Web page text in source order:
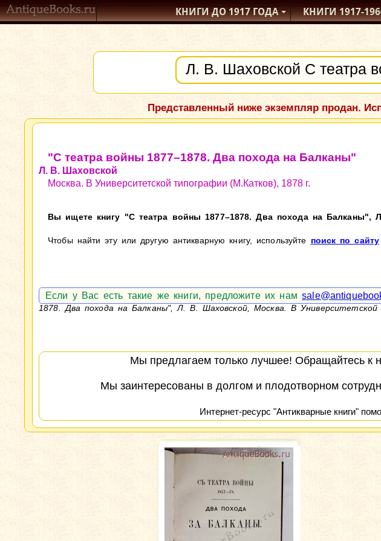
КНИГИ ДО 1917ГОДА КНИГИ1917-
Представленный ниже экземпляр продан.
"С театра войны 1877–1878. Два похода на Балканы"
Л. В. Шаховской
Москва. В Университетской типографии (М.Катков), 1878 г.
Вы ищете книгу "С театра войны 1877–1878. Два похода на Балканы",
Чтобы найти эту или другую антикварную книгу, используйте поиск по сайту
Если у Вас есть такие же книги, предложите их нам
1878. Два похода на Балканы", Л. В. Шаховской, Москва. В
Мы предлагаем только лучшее! Обращайтесь к
Мы заинтересованы в долгом и плодотворном
Интернет-ресурс "Антикварные книги"